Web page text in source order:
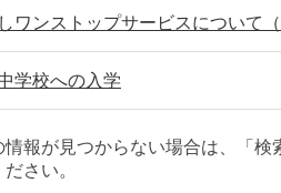
ワンストップサービスについて（
学校への入学
情報が見つからない場合は、「
さい。